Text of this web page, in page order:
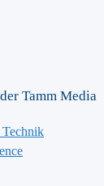
Tamm Media